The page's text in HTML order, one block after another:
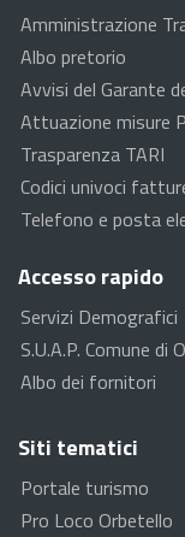
Amministrazione
Albo pretorio
Avvisi del Garante
Attuazione misure
Trasparenza TARI
Codici univoci
Telefono e posta
Accesso rapido
Servizi Demografici
S.U.A.P. Comune di
Albo dei fornitori
Siti tematici
Portale turismo
Pro Loco Orbetello